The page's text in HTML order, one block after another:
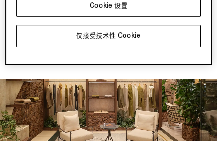
跟踪订单
在同一个位置管理您的订单和活动。
更快结账
仅接受技术性 Cookie
Cookie 设置